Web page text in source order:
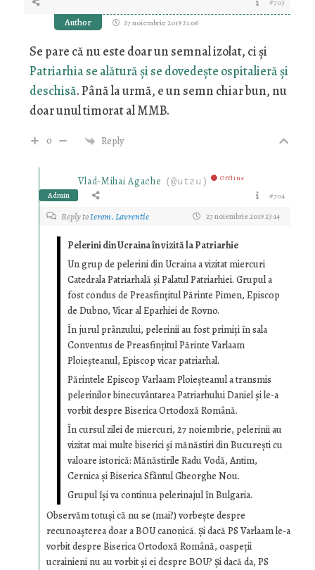
#703
Author 27 noiembrie 2019 21:06
Se pare că nu este doar un semnal izolat, ci și
Patriarhia se alătură și se dovedește ospitalieră și
deschisă. Până la urmă, e un semn chiar bun, nu
doar unul timorat al MMB.
0 Reply
Vlad-Mihai Agache (@utzu) Offline
Admin #704
Reply toIerom. Lavrentie 27 noiembrie 2019 23:14
Pelerini din Ucraina în vizită la Patriarhie
Un grup de pelerini din Ucraina a vizitat miercuri
Catedrala Patriarhală şi Palatul Patriarhiei. Grupul a
fost condus de Preasfinţitul Părinte Pimen, Episcop
de Dubno, Vicar al Eparhiei de Rovno.
În jurul prânzului, pelerinii au fost primiţi în sala
Conventus de Preasfinţitul Părinte Varlaam
Ploieşteanul, Episcop vicar patriarhal.
Părintele Episcop Varlaam Ploieşteanul a transmis
pelerinilor binecuvântarea Patriarhului Daniel şi le-a
vorbit despre Biserica Ortodoxă Română.
În cursul zilei de miercuri, 27 noiembrie, pelerinii au
vizitat mai multe biserici şi mănăstiri din Bucureşti cu
valoare istorică: Mănăstirile Radu Vodă, Antim,
Cernica şi Biserica Sfântul Gheorghe Nou.
Grupul îşi va continua pelerinajul în Bulgaria.
Observăm totuşi că nu se (mai?) vorbeşte despre
recunoaşterea doar a BOU canonică. Şi dacă PS Varlaam le-a
vorbit despre Biserica Ortodoxă Română, oaspeţii
ucrainieni nu au vorbit şi ei despre BOU? Şi dacă da, PS